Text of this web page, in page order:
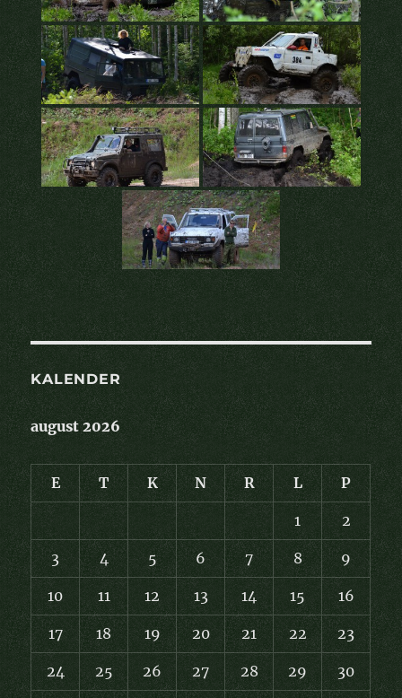
KALENDER
august 2026
E T K N R L P
1 2
3 4 5 6 7 8 9
10 11 12 13 14 15 16
17 18 19 20 21 22 23
24 25 26 27 28 29 30